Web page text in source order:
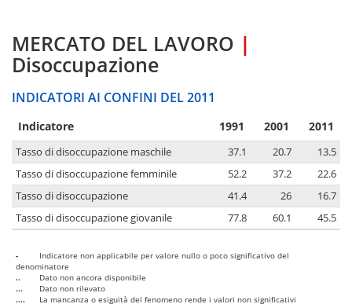
MERCATO DEL LAVORO |
Disoccupazione
INDICATORI AI CONFINI DEL 2011
Indicatore 1991 2001 2011
Tasso di disoccupazione maschile 37.1 20.7
13.5
Tasso di disoccupazione femminile
52.2 37.2
22.6
Tasso di disoccupazione
41.4 26
16.7
Tasso di disoccupazione giovanile
77.8 60.1 45.5
-
Indicatore non applicabile per valore nullo o poco significativo del
denominatore
..
Dato non ancora disponibile
...
Dato non rilevato
....
La mancanza o esiguità del fenomeno rende i valori non significativi